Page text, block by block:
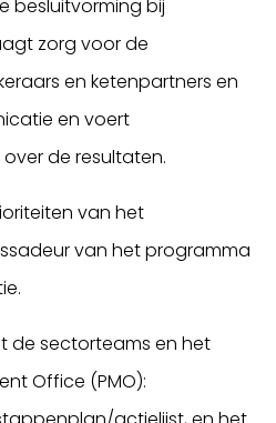
besluitvorming bij
zorg voor de
en ketenpartners en
en voert
de resultaten.
van het
van het programma
de sectorteams en het
Office (PMO):